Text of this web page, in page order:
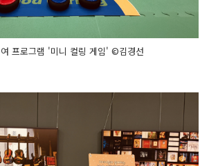
프로그램 '미니 컬링 게임' ©김경선